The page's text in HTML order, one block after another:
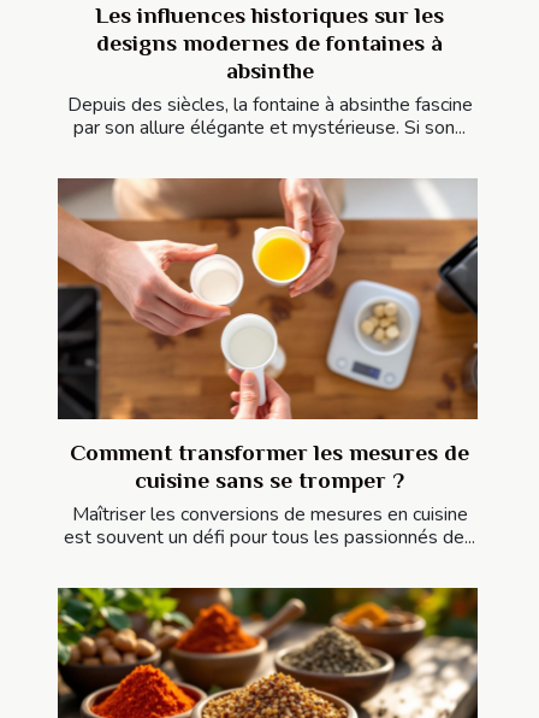
Les influences historiques sur les
designs modernes de fontaines à
absinthe
Depuis des siècles, la fontaine à absinthe fascine
par son allure élégante et mystérieuse. Si son...
Comment transformer les mesures de
cuisine sans se tromper ?
Maîtriser les conversions de mesures en cuisine
est souvent un défi pour tous les passionnés de...